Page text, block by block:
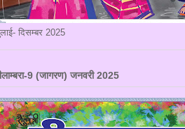
दिसम्बर 2025
9 (जागरण) जनवरी 2025